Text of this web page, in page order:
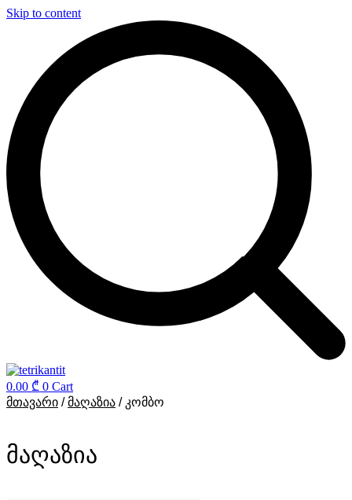
Skip to content
0.00 ₾ 0 Cart
მთავარი /მაღაზია / კომბო
მაღაზია